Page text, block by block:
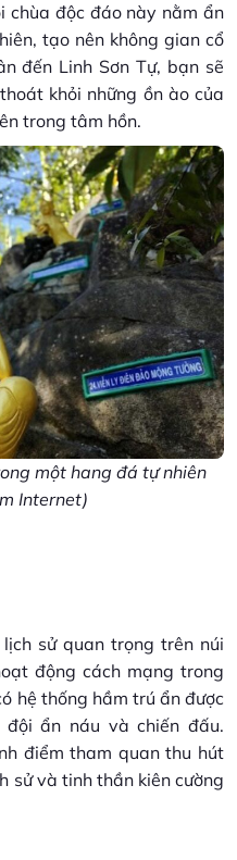
chùa độc đáo này nằm ẩn
tạo nên không gian cổ
đến Linh Sơn Tự, bạn sẽ
khỏi những ồn ào của
trong tâm hồn.
một hang đá tự nhiên
Internet)
sử quan trọng trên núi
động cách mạng trong
hệ thống hầm trú ẩn được
ẩn náu và chiến đấu.
điểm tham quan thu hút
sử và tinh thần kiên cường